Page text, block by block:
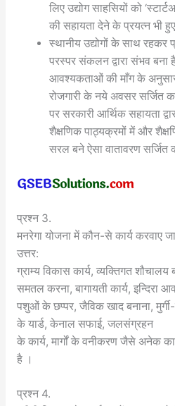
लिए उद्योग साहसियों को
की सहायता देने के प्रयत्न भी
स्थानीय उद्योगों के साथ
परस्पर संकलन द्वारा संभव
आवश्यकताओं की माँग के अनुसार
रोजगारी के नये अवसर सर्जित
पर सरकारी आर्थिक सहायता
शैक्षणिक पाठ्यक्रमों में और
सरल बने ऐसा वातावरण सर्जित
प्रश्न 3.
मनरेगा योजना में कौन-से कार्य करवाए
उत्तर:
ग्राम्य विकास कार्य, व्यक्तिगत
समतल करना, बागायती कार्य, इन्दिरा
पशुओं के छप्पर, जैविक खाद बनाना,
के यार्ड, केनाल सफाई, जलसंग्रहन
के कार्य, मार्गों के वनीकरण जैसे अनेक
है ।
प्रश्न 4.